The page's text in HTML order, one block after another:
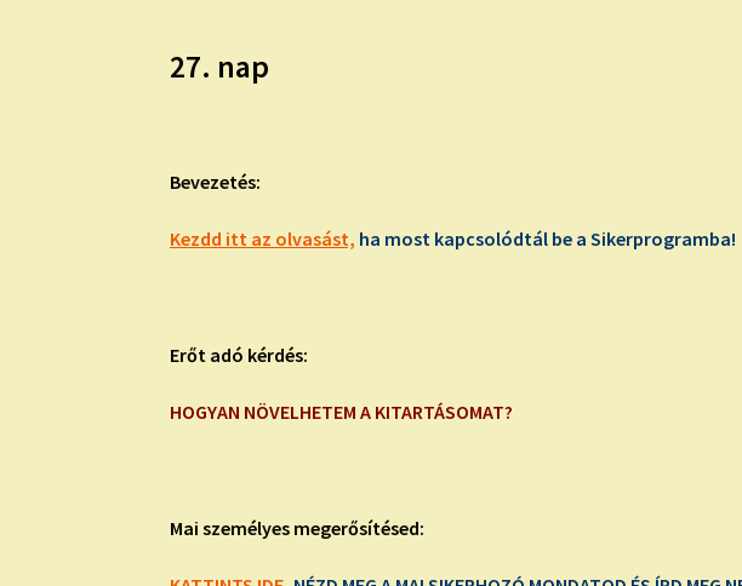
27. nap
Bevezetés:
Kezdd itt az olvasást, ha most kapcsolódtál be a Sikerprogramba!
Erőt adó kérdés:
HOGYAN NÖVELHETEM A KITARTÁSOMAT?
Mai személyes megerősítésed: